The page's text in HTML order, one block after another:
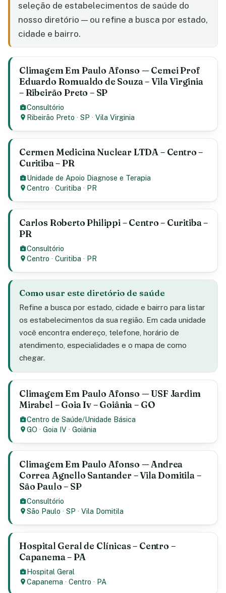
seleção de estabelecimentos de saúde do
nosso diretório — ou refine a busca por estado,
cidade e bairro.
Climagem Em Paulo Afonso — Cemei Prof
Eduardo Romualdo de Souza – Vila Virginia
– Ribeirão Preto – SP
Consultório
Ribeirão Preto ·SP ·Vila Virginia
Cermen Medicina Nuclear LTDA – Centro –
Curitiba – PR
Unidade de Apoio Diagnose e Terapia
Centro ·Curitiba · PR
Carlos Roberto Philippi – Centro – Curitiba –
PR
Consultório
Centro ·Curitiba · PR
Como usar este diretório de saúde
Refine a busca por estado, cidade e bairro para listar
os estabelecimentos da sua região. Em cada unidade
você encontra endereço, telefone, horário de
atendimento, especialidades e o mapa de como
chegar.
Climagem Em Paulo Afonso — USF Jardim
Mirabel – Goia Iv – Goiânia – GO
Centro de Saúde/Unidade Básica
GO ·Goia IV ·Goiânia
Climagem Em Paulo Afonso — Andrea
Correa Agnello Santander – Vila Domitila –
São Paulo – SP
Consultório
São Paulo ·SP ·Vila Domitila
Hospital Geral de Clínicas – Centro –
Capanema – PA
Hospital Geral
Capanema ·Centro · PA